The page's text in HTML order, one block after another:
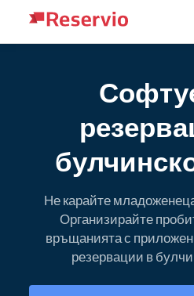
Не карайте
Организирайте
връщанията с
резервации в